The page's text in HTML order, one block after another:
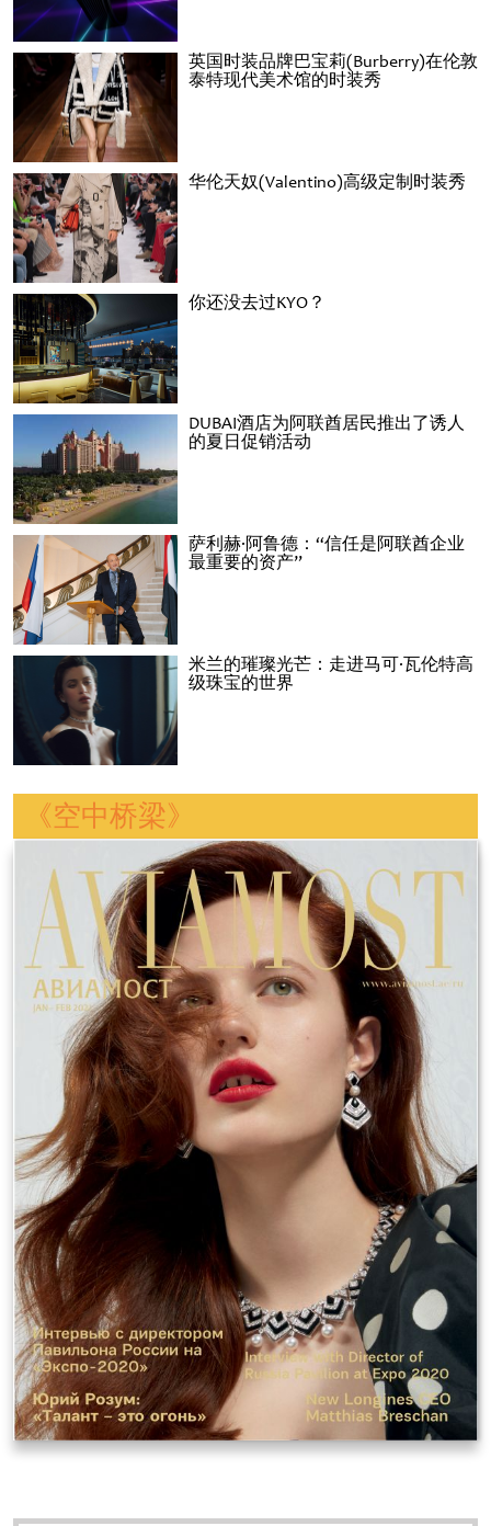
英国时装品牌巴宝莉(Burberry)在伦敦
泰特现代美术馆的时装秀
华伦天奴(Valentino)高级定制时装秀
你还没去过KYO？
DUBAI酒店为阿联酋居民推出了诱人
的夏日促销活动
萨利赫·阿鲁德：“信任是阿联酋企业
最重要的资产”
米兰的璀璨光芒：走进马可·瓦伦特高
级珠宝的世界
《空中桥梁》